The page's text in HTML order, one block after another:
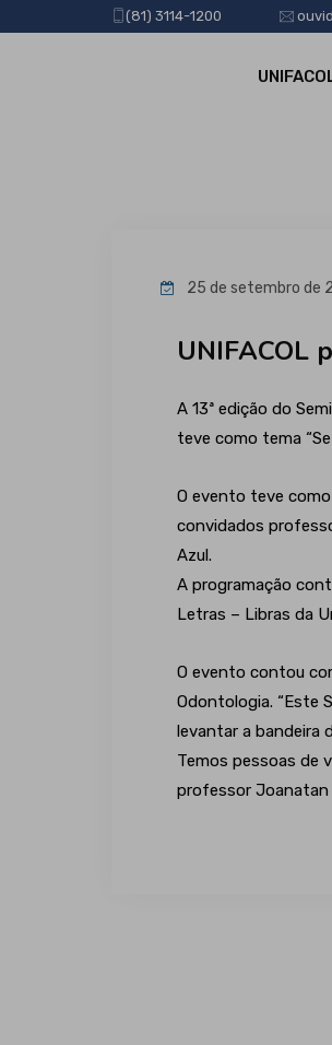
(81) 3114-1200
25 de setembro de
UNIFACOL
A 13ª edição do
teve como tema
O evento teve
convidados
Azul.
A programação
Letras – Libras da
O evento contou
Odontologia. “Este
levantar a bandeira
Temos pessoas de
professor Joanatan